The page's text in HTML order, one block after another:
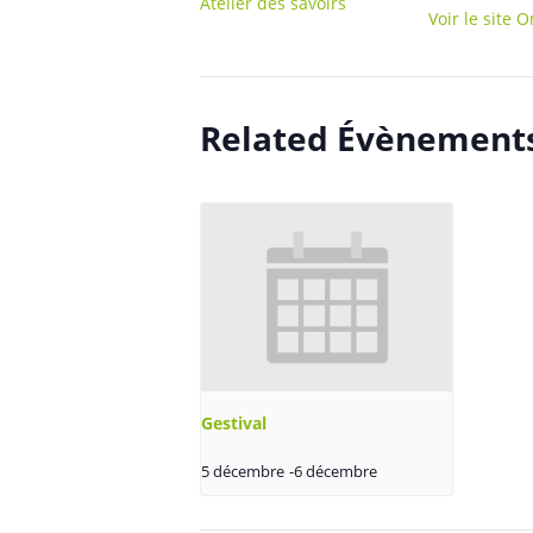
Voir le site
Related
Gestival
5 décembre -6 décembre